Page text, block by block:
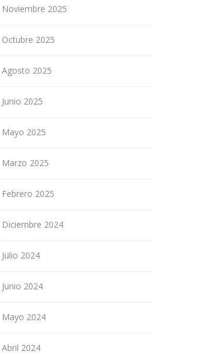
Noviembre 2025
Octubre 2025
Agosto 2025
Junio 2025
Mayo 2025
Marzo 2025
Febrero 2025
Diciembre 2024
Julio 2024
Junio 2024
Mayo 2024
Abril 2024